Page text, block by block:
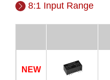
8:1 Input Range
NEW